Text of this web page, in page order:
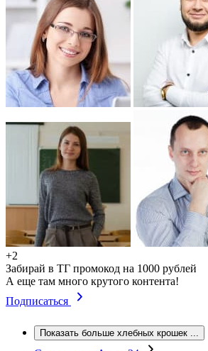
+2
Забирай в ТГ промокод на 1000 рублей
А еще там много крутого контента!
Подписаться
Показать больше хлебных крошек ...